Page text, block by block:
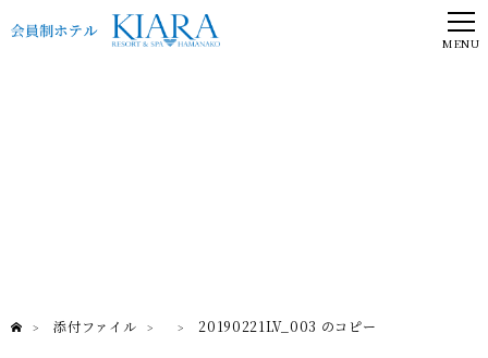
MENU
> 添付ファイル > > 20190221LV_003 のコピー